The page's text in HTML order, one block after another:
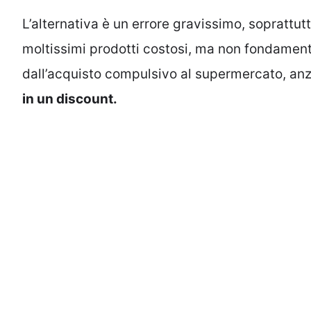
L’alternativa è un errore gravissimo,
moltissimi prodotti costosi, ma non
dall’acquisto compulsivo al supermercato,
in un discount.